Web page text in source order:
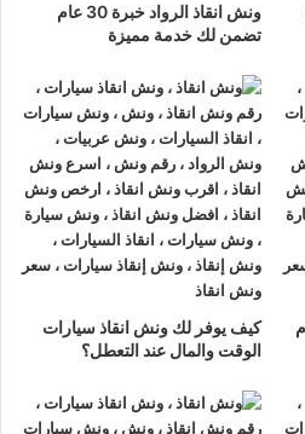
الان 01063144040
–
يصلك ونش انقاذ سيارات
الأمان والراحة.
العريش
خدماتنا باحترافية عالية ونعمل منذ
بكافة انحاء جمهورية مصر العربية
الشركة وعملائها و انقاذ ونقل
من الحوادث.
سياراتفي العريش
ونش انقاذ سيارات مزود بمعدات
ونش انقاذ الرواد خبرة 30 عام
تضمن لك خدمة مميزة
كيف يوفر لك ونش انقاذ سيارات
الوقت والمال عند التعطل؟